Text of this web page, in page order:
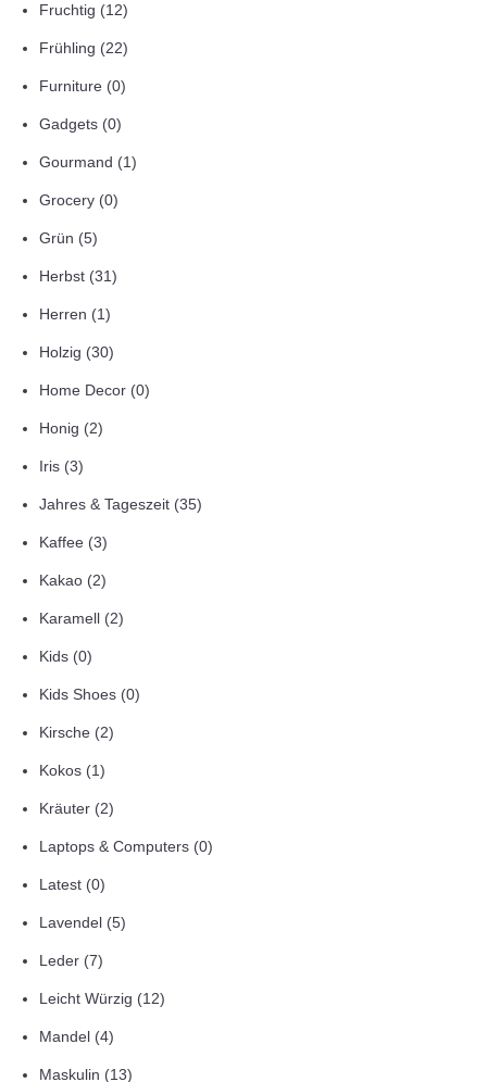
Fruchtig (12)
Frühling (22)
Furniture (0)
Gadgets (0)
Gourmand (1)
Grocery (0)
Grün (5)
Herbst (31)
Herren (1)
Holzig (30)
Home Decor (0)
Honig (2)
Iris (3)
Jahres & Tageszeit (35)
Kaffee (3)
Kakao (2)
Karamell (2)
Kids (0)
Kids Shoes (0)
Kirsche (2)
Kokos (1)
Kräuter (2)
Laptops & Computers (0)
Latest (0)
Lavendel (5)
Leder (7)
Leicht Würzig (12)
Mandel (4)
Maskulin (13)